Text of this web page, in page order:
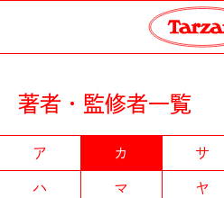
著者・監修者一覧
ア カ サ
ハ
マ ヤ